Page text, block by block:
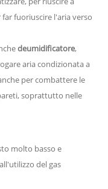
fuoriuscire l'aria verso
deumidificatore,
aria condizionata a
per combattere le
soprattutto nelle
molto basso e
del gas